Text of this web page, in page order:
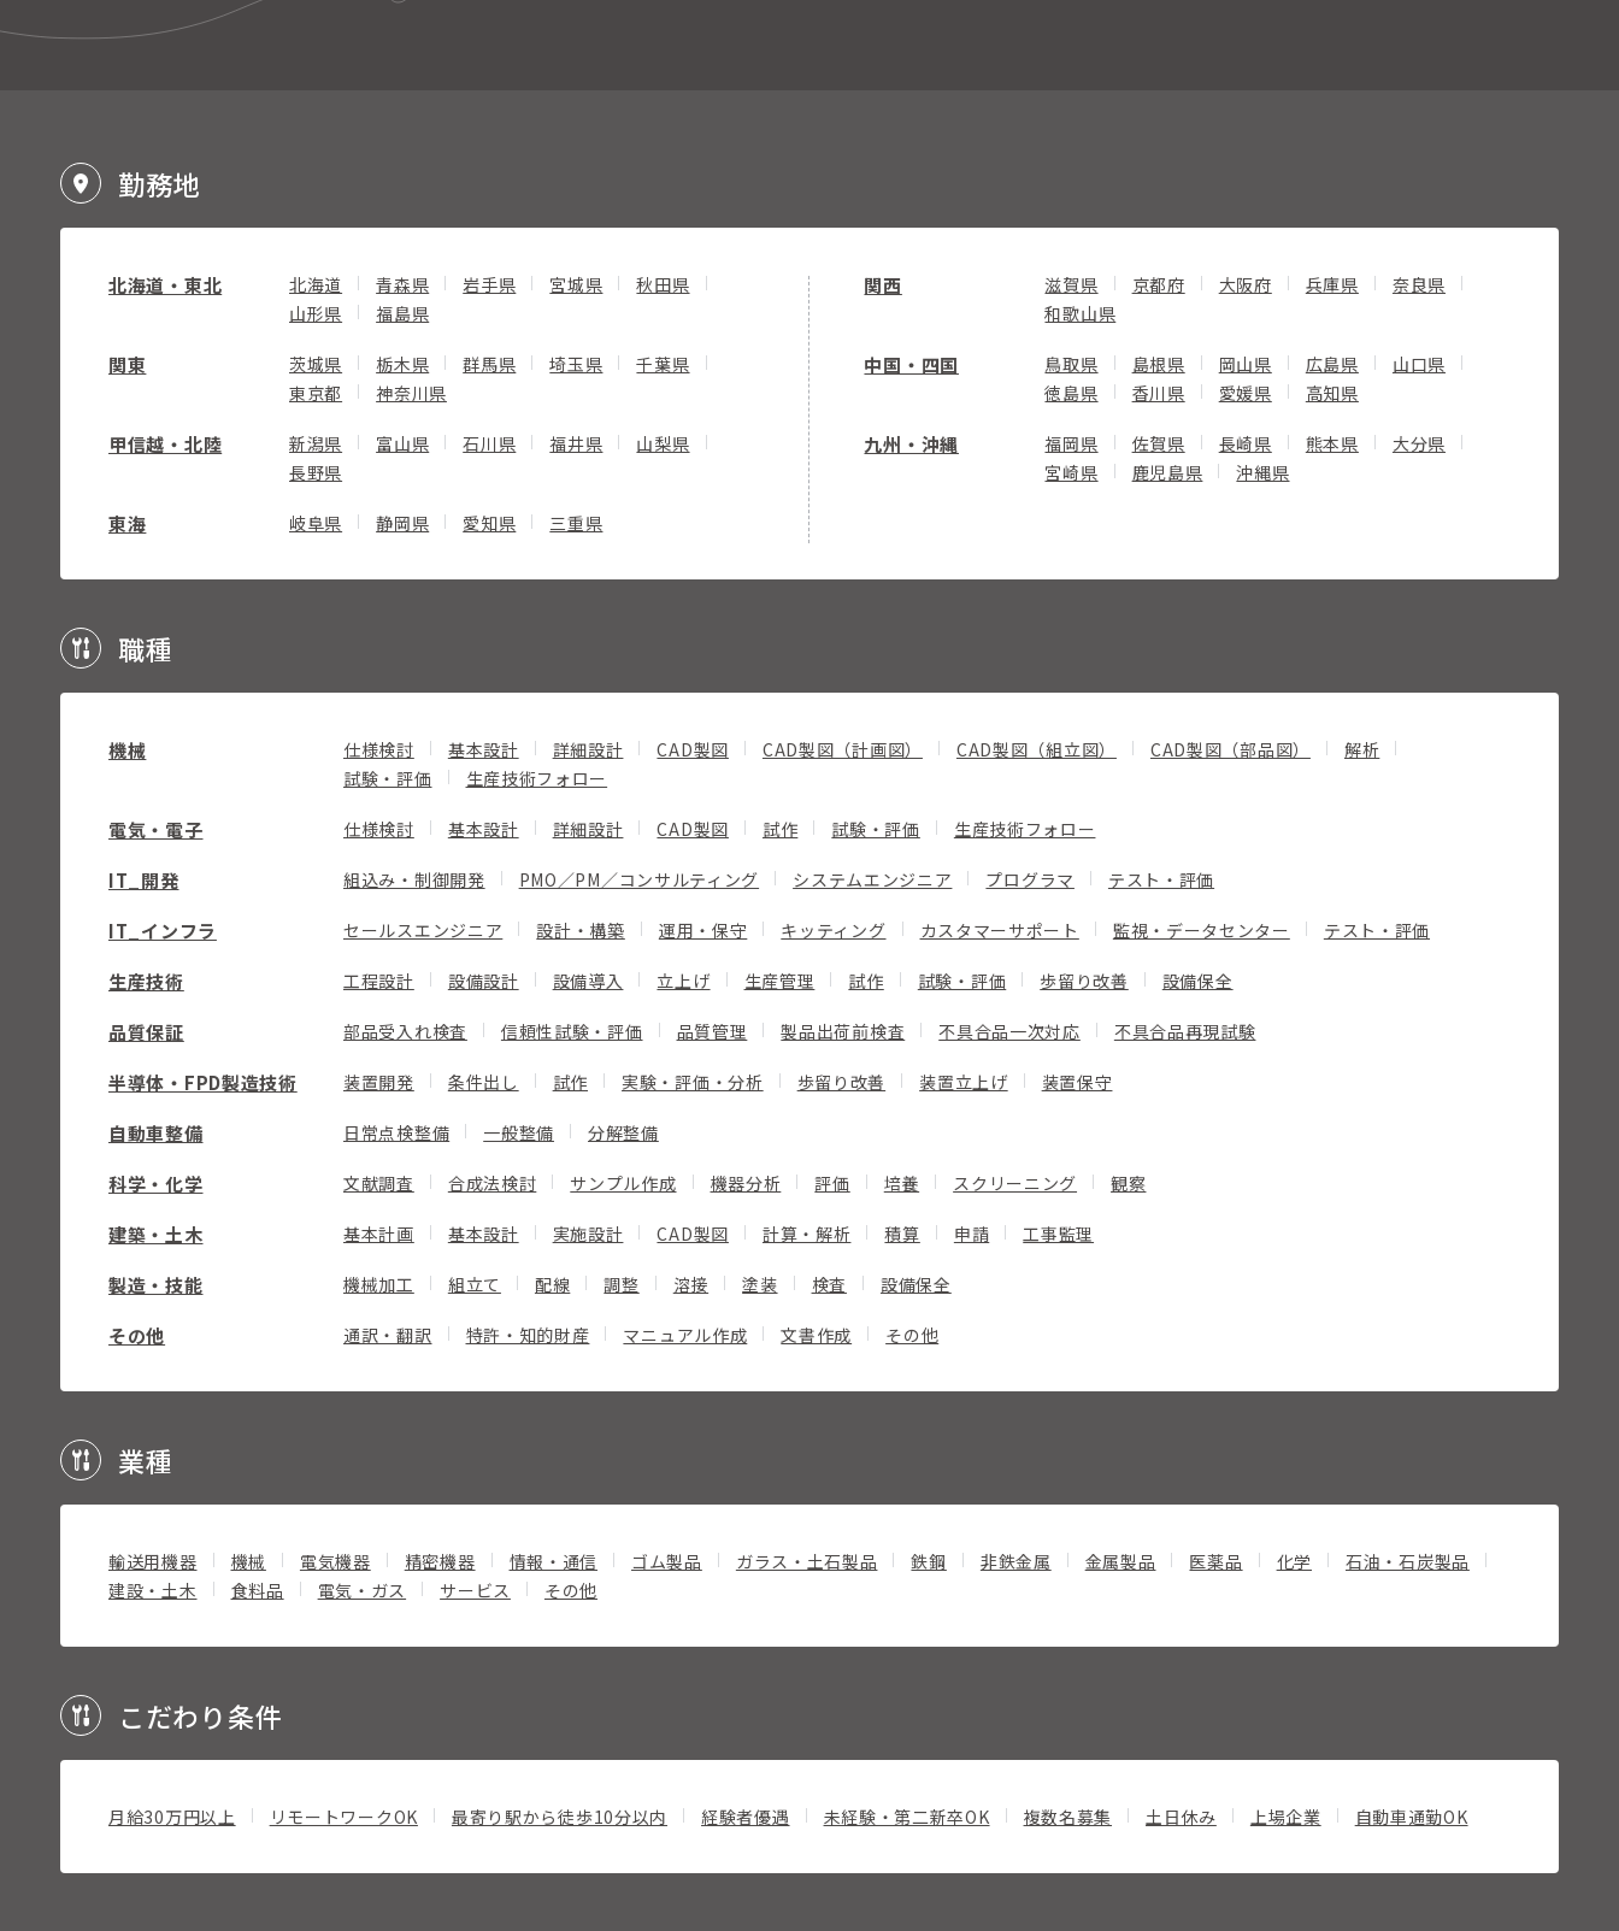
勤務地
北海道・東北 北海道 青森県 岩手県 宮城県
秋田県
山形県
福島県
関東 茨城県 栃木県 群馬県 埼玉県
千葉県
東京都
神奈川県
甲信越・北陸 新潟県 富山県 石川県 福井県
山梨県
長野県
東海 岐阜県 静岡県 愛知県 三重県
関西 滋賀県 京都府 大阪府 兵庫県
奈良県
和歌山県
中国・四国 鳥取県 島根県 岡山県 広島県
山口県
徳島県
香川県 愛媛県 高知県
九州・沖縄 福岡県 佐賀県 長崎県 熊本県
大分県
宮崎県
鹿児島県 沖縄県
職種
機械 仕様検討 基本設計 詳細設計 CAD製図 CAD製図（計画図） CAD製図（組立図） CAD製図（部品図）
解析
試験・評価
生産技術フォロー
電気・電子 仕様検討 基本設計 詳細設計 CAD製図 試作 試験・評価 生産技術フォロー
IT_開発 組込み・制御開発 PMO／PM／コンサルティング システムエンジニア プログラマ テスト・評価
IT_インフラ セールスエンジニア 設計・構築 運用・保守 キッティング カスタマーサポート 監視・データセンター テスト・評価
生産技術 工程設計 設備設計 設備導入 立上げ 生産管理 試作 試験・評価 歩留り改善 設備保全
品質保証 部品受入れ検査 信頼性試験・評価 品質管理 製品出荷前検査 不具合品一次対応 不具合品再現試験
半導体・FPD製造技術 装置開発 条件出し 試作 実験・評価・分析 歩留り改善 装置立上げ 装置保守
自動車整備 日常点検整備 一般整備 分解整備
科学・化学 文献調査 合成法検討 サンプル作成 機器分析 評価 培養 スクリーニング 観察
建築・土木 基本計画 基本設計 実施設計 CAD製図 計算・解析 積算 申請 工事監理
製造・技能 機械加工 組立て 配線 調整 溶接 塗装 検査 設備保全
その他 通訳・翻訳 特許・知的財産 マニュアル作成 文書作成 その他
業種
輸送用機器 機械 電気機器 精密機器 情報・通信 ゴム製品 ガラス・土石製品 鉄鋼 非鉄金属 金属製品 医薬品 化学
石油・石炭製品
建設・土木
食料品 電気・ガス サービス その他
こだわり条件
月給30万円以上 リモートワークOK 最寄り駅から徒歩10分以内 経験者優遇 未経験・第二新卒OK 複数名募集 土日休み 上場企業 自動車通勤OK